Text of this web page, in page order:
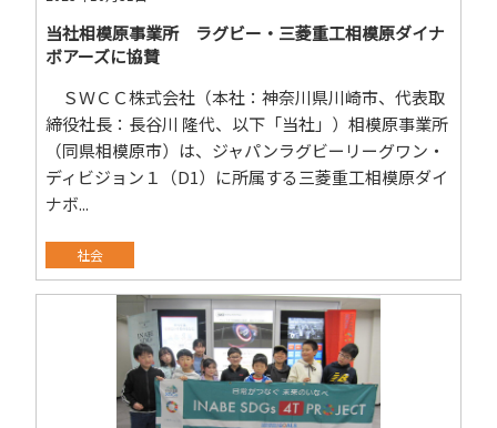
当社相模原事業所 ラグビー・三菱重工相模原ダイナ
ボアーズに協賛
ＳＷＣＣ株式会社（本社：神奈川県川崎市、代表取
締役社長：長谷川 隆代、以下「当社」）相模原事業所
（同県相模原市）は、ジャパンラグビーリーグワン・
ディビジョン１（D1）に所属する三菱重工相模原ダイ
ナボ...
社会